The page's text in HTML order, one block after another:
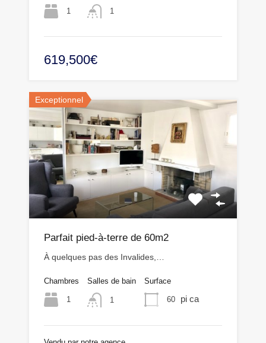
1 1
619,500€
Exceptionnel
Parfait pied-à-terre de 60m2
À quelques pas des Invalides,…
Chambres
1
Salles de bain
1
Surface
60 pi ca